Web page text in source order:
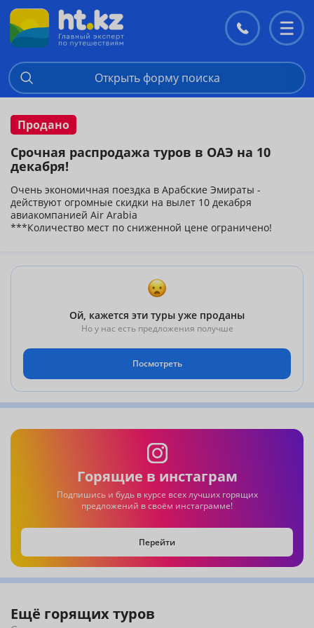
Контакты
меню
Открыть форму поиска
Продано
Срочная распродажа туров в ОАЭ на 10
декабря!
Очень экономичная поездка в Арабские Эмираты -
действуют огромные скидки на вылет 10 декабря
авиакомпанией Air Arabia
***Количество мест по сниженной цене ограничено!
Ой, кажется эти туры уже проданы
Но у нас есть предложения получше
Посмотреть
Горящие в инстаграм
Подпишись и будь в курсе всех лучших горящих
предложений в своём инстаграмме!
Перейти
Ещё горящих туров